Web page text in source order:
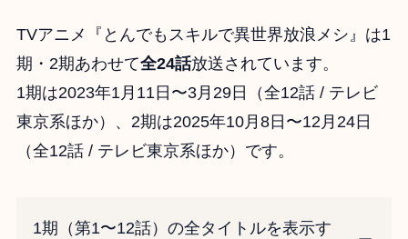
TVアニメ『とんでもスキルで異世界放浪メシ』は1
期・2期あわせて全24話放送されています。
1期は2023年1月11日〜3月29日（全12話 / テレビ
東京系ほか）、2期は2025年10月8日〜12月24日
（全12話 / テレビ東京系ほか）です。
1期（第1〜12話）の全タイトルを表示す